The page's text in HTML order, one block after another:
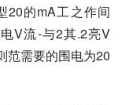
20的mA工之作间
V流-与2其.2亮V
范需要的围电为20